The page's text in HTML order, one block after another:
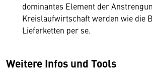
dominantes Element der
Kreislaufwirtschaft werden wie die
Lieferketten per se.
Weitere Infos und Tools